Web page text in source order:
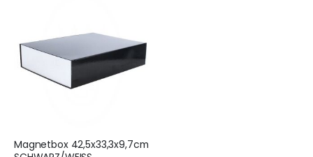
Magnetbox 42,5x33,3x9,7cm